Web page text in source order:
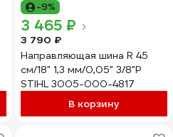
-9%
3 465 ₽
3 790 ₽
Направляющая шина R 45
см/18" 1,3 мм/0,05" 3/8"P
STIHL 3005-000-4817
В корзину